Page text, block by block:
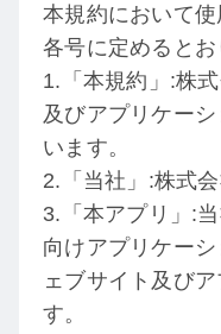
本規約において
各号に定めるとお
1.「本規約」:株
及びアプリケー
います。
2.「当社」:株式
3.「本アプリ」:
向けアプリケー
ェブサイト及び
す。